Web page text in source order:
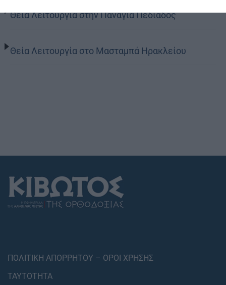
Θεία Λειτουργία στην Παναγιά Πεδιάδος
Θεία Λειτουργία στο Μασταμπά Ηρακλείου
ΠΟΛΙΤΙΚΗ ΑΠΟΡΡΗΤΟΥ – ΟΡΟΙ ΧΡΗΣΗΣ
ΤΑΥΤΟΤΗΤΑ